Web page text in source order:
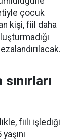
çocuk
kişi, fiil daha
fiili işlediği